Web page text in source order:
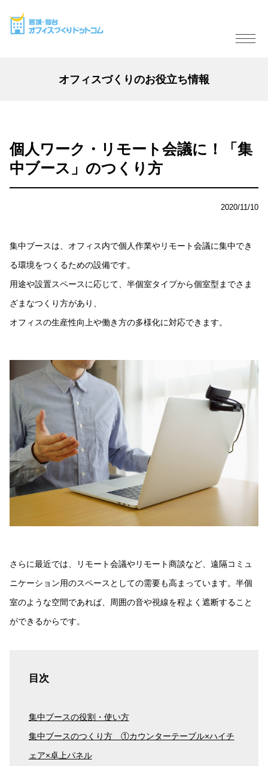
オフィスづくりのお役立ち情報
個人ワーク・リモート会議に！「集
中ブース」のつくり方
2020/11/10
集中ブースは、オフィス内で個人作業やリモート会議に集中でき
る環境をつくるための設備です。
用途や設置スペースに応じて、半個室タイプから個室型までさま
ざまなつくり方があり、
オフィスの生産性向上や働き方の多様化に対応できます。
さらに最近では、リモート会議やリモート商談など、遠隔コミュ
ニケーション用のスペースとしての需要も高まっています。半個
室のような空間であれば、周囲の音や視線を程よく遮断すること
ができるからです。
目次
集中ブースの役割・使い方
集中ブースのつくり方 ①カウンターテーブル×ハイチ
ェア×卓上パネル